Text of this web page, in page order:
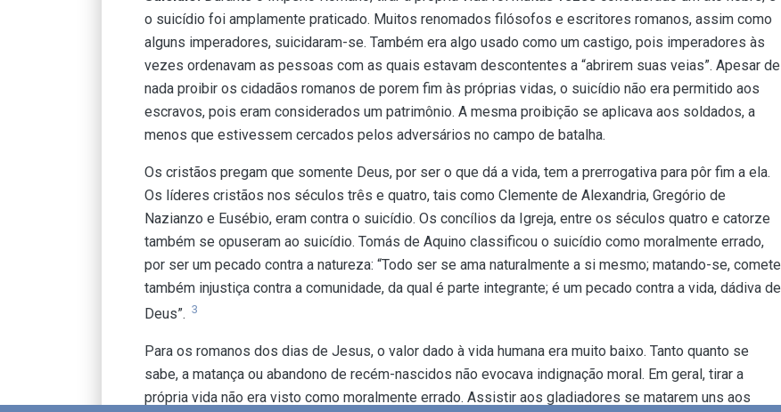
o suicídio foi amplamente praticado. Muitos renomados filósofos e escritores romanos, assim como
alguns imperadores, suicidaram-se. Também era algo usado como um castigo, pois imperadores às
vezes ordenavam as pessoas com as quais estavam descontentes a “abrirem suas veias”. Apesar de
nada proibir os cidadãos romanos de porem fim às próprias vidas, o suicídio não era permitido aos
escravos, pois eram considerados um patrimônio. A mesma proibição se aplicava aos soldados, a
menos que estivessem cercados pelos adversários no campo de batalha.
Os cristãos pregam que somente Deus, por ser o que dá a vida, tem a prerrogativa para pôr fim a ela.
Os líderes cristãos nos séculos três e quatro, tais como Clemente de Alexandria, Gregório de
Nazianzo e Eusébio, eram contra o suicídio. Os concílios da Igreja, entre os séculos quatro e catorze
também se opuseram ao suicídio. Tomás de Aquino classificou o suicídio como moralmente errado,
por ser um pecado contra a natureza: “Todo ser se ama naturalmente a si mesmo; matando-se, comete
também injustiça contra a comunidade, da qual é parte integrante; é um pecado contra a vida, dádiva de
Deus”. 3
Para os romanos dos dias de Jesus, o valor dado à vida humana era muito baixo. Tanto quanto se
sabe, a matança ou abandono de recém-nascidos não evocava indignação moral. Em geral, tirar a
própria vida não era visto como moralmente errado. Assistir aos gladiadores se matarem uns aos